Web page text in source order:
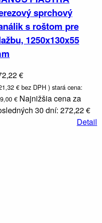
sprchový
s roštom pre
1250x130x55
€
€ bez DPH ) stará cena:
€ Najnižšia cena za
30 dní: 272,22 €
Detail